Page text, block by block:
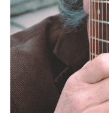
31
1 2
Vandaag